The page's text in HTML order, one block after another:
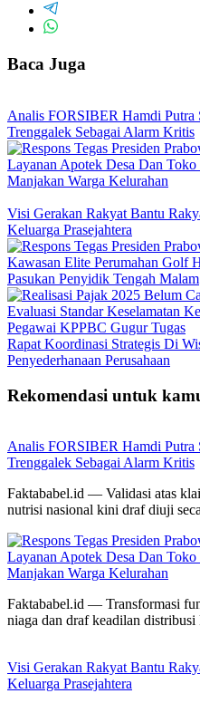
Baca Juga
Analis FORSIBER Hamdi Putra
Trenggalek Sebagai Alarm Kritis
Layanan Apotek Desa Dan
Manjakan Warga Kelurahan
Visi Gerakan Rakyat Bantu
Keluarga Prasejahtera
Kawasan Elite Perumahan Golf
Pasukan Penyidik Tengah Malam
Evaluasi Standar Keselamatan
Pegawai KPPBC Gugur Tugas
Rapat Koordinasi Strategis Di
Penyederhanaan Perusahaan
Rekomendasi untuk
Analis FORSIBER Hamdi Putra
Trenggalek Sebagai Alarm Kritis
Faktababel.id — Validasi atas
nutrisi nasional kini draf diuji
Layanan Apotek Desa Dan
Manjakan Warga Kelurahan
Faktababel.id — Transformasi
niaga dan draf keadilan
Visi Gerakan Rakyat Bantu
Keluarga Prasejahtera